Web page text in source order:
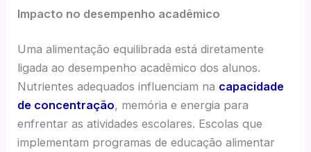
Impacto no desempenho acadêmico
Uma alimentação equilibrada está diretamente
ligada ao desempenho acadêmico dos alunos.
Nutrientes adequados influenciam na capacidade
de concentração, memória e energia para
enfrentar as atividades escolares. Escolas que
implementam programas de educação alimentar